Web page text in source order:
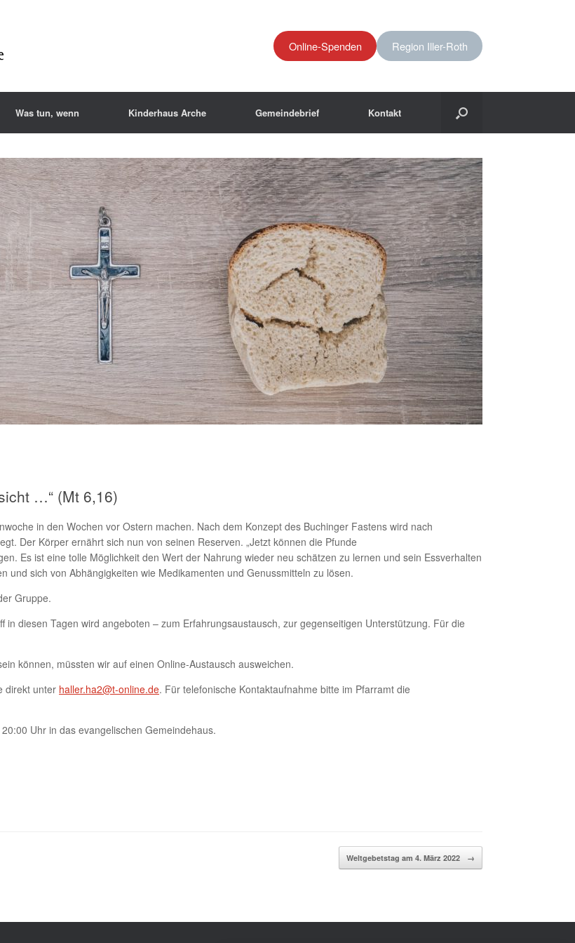
Online-Spenden Region Iller-Roth
Was tun, wenn Kinderhaus Arche Gemeindebrief Kontakt
…“ (Mt 6,16)
in den Wochen vor Ostern machen. Nach dem Konzept des Buchinger Fastens wird nach
Der Körper ernährt sich nun von seinen Reserven. „Jetzt können die Pfunde
Es ist eine tolle Möglichkeit den Wert der Nahrung wieder neu schätzen zu lernen und sein Essverhalten
und sich von Abhängigkeiten wie Medikamenten und Genussmitteln zu lösen.
Gruppe.
in diesen Tagen wird angeboten – zum Erfahrungsaustausch, zur gegenseitigen Unterstützung. Für die
können, müssten wir auf einen Online-Austausch ausweichen.
direkt unter haller.ha2@t-online.de. Für telefonische Kontaktaufnahme bitte im Pfarramt die
Uhr in das evangelischen Gemeindehaus.
Weltgebetstag am 4. März 2022 →